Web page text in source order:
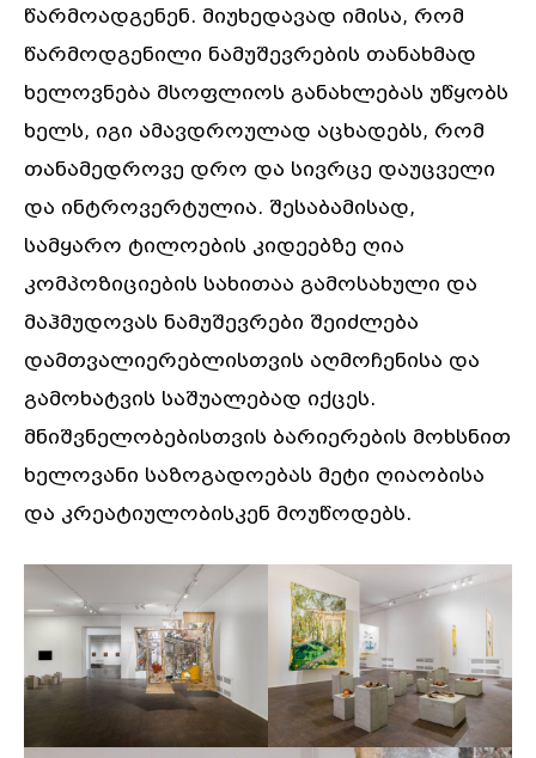
წარმოადგენენ. მიუხედავად იმისა, რომ
წარმოდგენილი ნამუშევრების თანახმად
ხელოვნება მსოფლიოს განახლებას უწყობს
ხელს, იგი ამავდროულად აცხადებს, რომ
თანამედროვე დრო და სივრცე დაუცველი
და ინტროვერტულია. შესაბამისად,
სამყარო ტილოების კიდეებზე ღია
კომპოზიციების სახითაა გამოსახული და
მაჰმუდოვას ნამუშევრები შეიძლება
დამთვალიერებლისთვის აღმოჩენისა და
გამოხატვის საშუალებად იქცეს.
მნიშვნელობებისთვის ბარიერების მოხსნით
ხელოვანი საზოგადოებას მეტი ღიაობისა
და კრეატიულობისკენ მოუწოდებს.